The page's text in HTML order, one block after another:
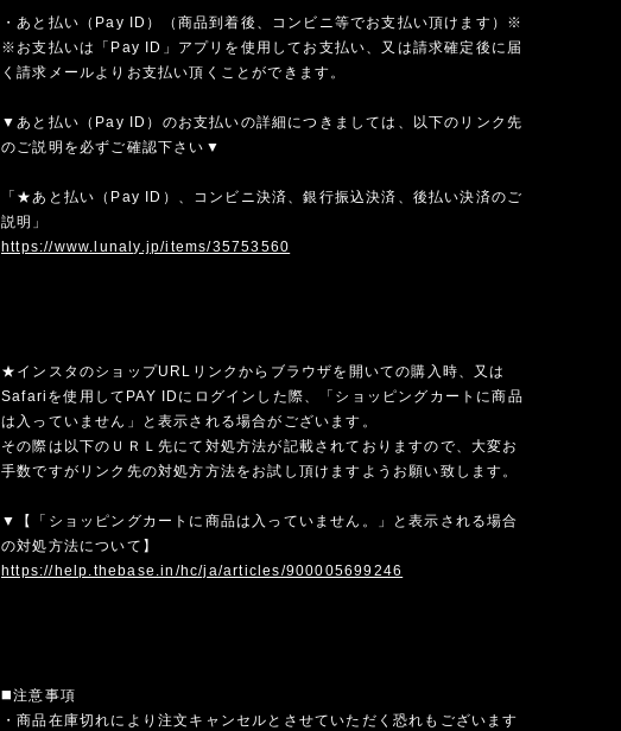
・あと払い（Pay ID）（商品到着後、コンビニ等でお支払い頂けます）※
※お支払いは「Pay ID」アプリを使用してお支払い、又は請求確定後に届
く請求メールよりお支払い頂くことができます。
▼あと払い（Pay ID）のお支払いの詳細につきましては、以下のリンク先
のご説明を必ずご確認下さい▼
「★あと払い（Pay ID）、コンビニ決済、銀行振込決済、後払い決済のご
説明」
https://www.lunaly.jp/items/35753560
★インスタのショップURLリンクからブラウザを開いての購入時、又は
Safariを使用してPAY IDにログインした際、「ショッピングカートに商品
は入っていません」と表示される場合がございます。
その際は以下のＵＲＬ先にて対処方法が記載されておりますので、大変お
手数ですがリンク先の対処方方法をお試し頂けますようお願い致します。
▼【「ショッピングカートに商品は入っていません。」と表示される場合
の対処方法について】
https://help.thebase.in/hc/ja/articles/900005699246
◼️注意事項
・商品在庫切れにより注文キャンセルとさせていただく恐れもございます